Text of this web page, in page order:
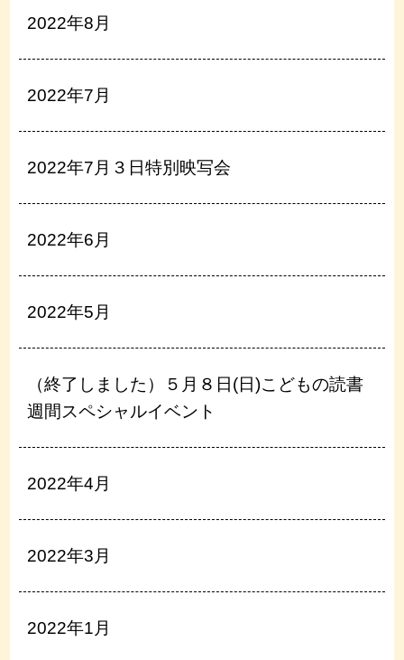
2022年8月
2022年7月
2022年7月３日特別映写会
2022年6月
2022年5月
（終了しました）５月８日(日)こどもの読書
週間スペシャルイベント
2022年4月
2022年3月
2022年1月